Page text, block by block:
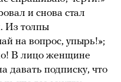
и снова стал
Из толпы
на вопрос, упырь!»;
В лицо женщине
давать подписку, что